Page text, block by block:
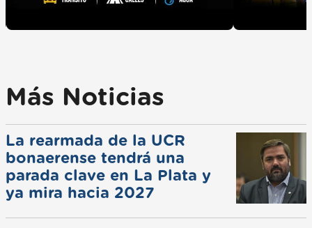
Más Noticias
La rearmada de la UCR
bonaerense tendrá una
parada clave en La Plata y
ya mira hacia 2027